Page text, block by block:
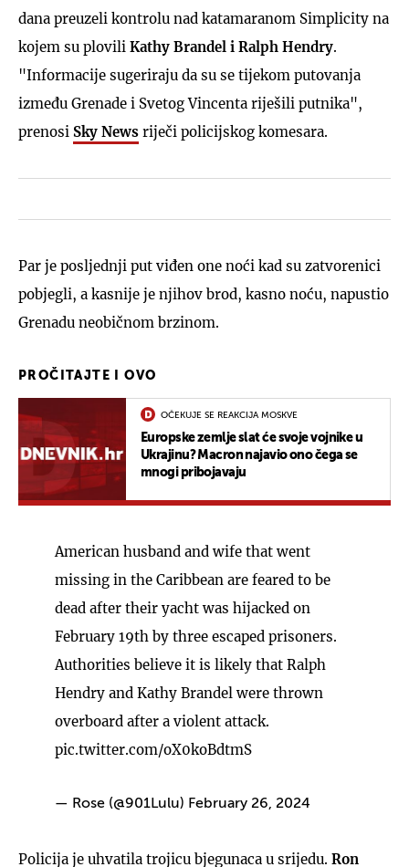
dana preuzeli kontrolu nad katamaranom Simplicity na
kojem su plovili Kathy Brandel i Ralph Hendry.
"Informacije sugeriraju da su se tijekom putovanja
između Grenade i Svetog Vincenta riješili putnika",
prenosi Sky News riječi policijskog komesara.
Par je posljednji put viđen one noći kad su zatvorenici
pobjegli, a kasnije je njihov brod, kasno noću, napustio
Grenadu neobičnom brzinom.
PROČITAJTE I OVO
OČEKUJE SE REAKCIJA MOSKVE
Europske zemlje slat će svoje vojnike u
Ukrajinu? Macron najavio ono čega se
mnogi pribojavaju
American husband and wife that went
missing in the Caribbean are feared to be
dead after their yacht was hijacked on
February 19th by three escaped prisoners.
Authorities believe it is likely that Ralph
Hendry and Kathy Brandel were thrown
overboard after a violent attack.
pic.twitter.com/oX0koBdtmS
— Rose (@901Lulu) February 26, 2024
Policija je uhvatila trojicu bjegunaca u srijedu. Ron